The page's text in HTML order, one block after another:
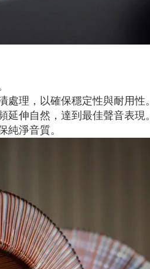
理，以確保穩定性與耐用性。
伸自然，達到最佳聲音表現。
淨音質。